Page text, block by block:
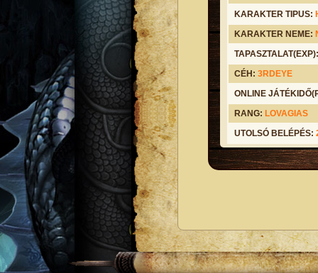
KARAKTER TIPUS:
KARAKTER NEME:
CÉH: 3RDEYE
ONLINE
RANG: LOVAGIAS
UTOLSÓ BELÉPÉS: